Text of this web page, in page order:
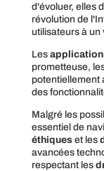
d'évoluer, elles
révolution de
utilisateurs à un
Les
prometteuse,
potentiellement
des
Malgré les
essentiel de
éthiqueset les
avancées
respectant les